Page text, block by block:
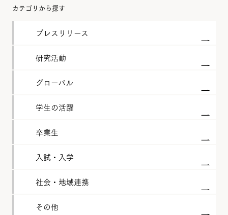
カテゴリから探す
プレスリリース
研究活動
グローバル
学生の活躍
卒業生
入試・入学
社会・地域連携
その他